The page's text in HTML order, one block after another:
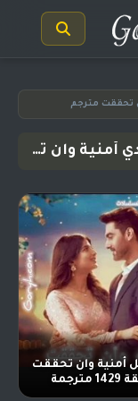
تحققت مترجم
وسم: مشاهدة المسلسل الهندي أمنية وان تحققت مترجم
وان تحققت